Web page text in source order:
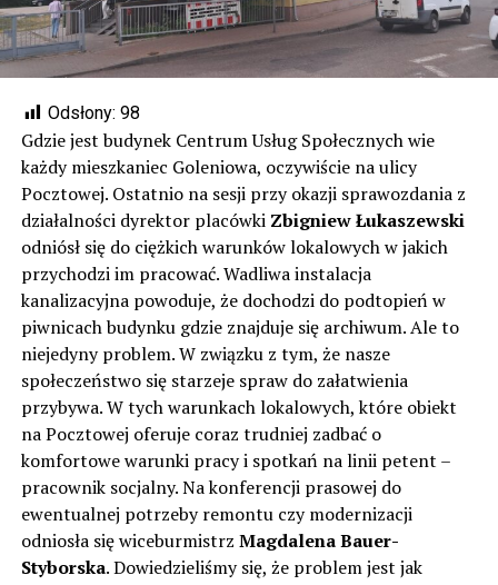
Odsłony: 98
Gdzie jest budynek Centrum Usług Społecznych wie
każdy mieszkaniec Goleniowa, oczywiście na ulicy
Pocztowej. Ostatnio na sesji przy okazji sprawozdania z
działalności dyrektor placówki Zbigniew Łukaszewski
odniósł się do ciężkich warunków lokalowych w jakich
przychodzi im pracować. Wadliwa instalacja
kanalizacyjna powoduje, że dochodzi do podtopień w
piwnicach budynku gdzie znajduje się archiwum. Ale to
niejedyny problem. W związku z tym, że nasze
społeczeństwo się starzeje spraw do załatwienia
przybywa. W tych warunkach lokalowych, które obiekt
na Pocztowej oferuje coraz trudniej zadbać o
komfortowe warunki pracy i spotkań na linii petent –
pracownik socjalny. Na konferencji prasowej do
ewentualnej potrzeby remontu czy modernizacji
odniosła się wiceburmistrz Magdalena Bauer-
Styborska. Dowiedzieliśmy się, że problem jest jak